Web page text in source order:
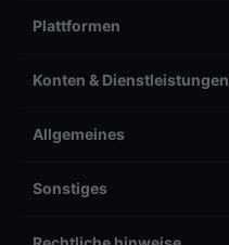
Plattformen
Konten & Dienstleistungen
Allgemeines
Sonstiges